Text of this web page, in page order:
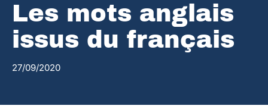
Les mots anglais
issus du français
27/09/2020